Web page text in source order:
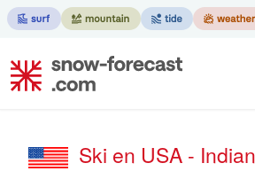
Ski en USA -